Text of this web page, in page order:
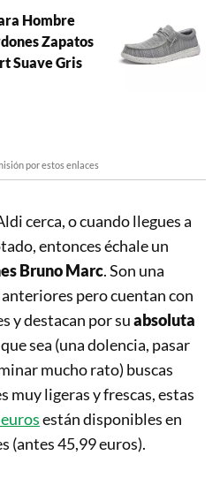
Hombre
Zapatos
Suave Gris
por estos enlaces
cerca, o cuando llegues a
entonces échale un
Bruno Marc. Son una
pero cuentan con
y destacan por suabsoluta
sea (una dolencia, pasar
mucho rato) buscas
muy ligeras y frescas, estas
están disponibles en
(antes 45,99 euros).